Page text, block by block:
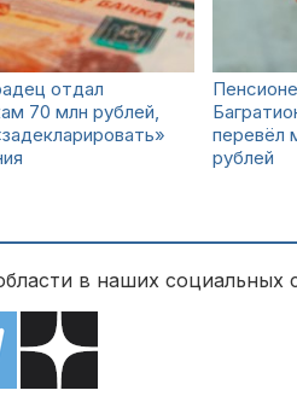
отдал
70 млн рублей,
перевёл
рублей
в наших социальных